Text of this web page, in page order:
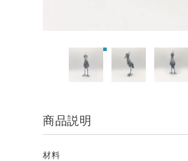
商品説明
材料